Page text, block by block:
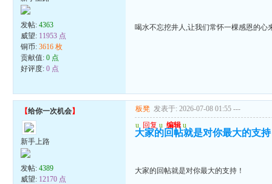
发帖:4363
威望: 11953 点
铜币:3616 枚
贡献值:0 点
好评度:0 点
喝水不忘挖井人,让我们常怀一棵感恩的心
【给你一次机会】
新手上路
发帖:4389
威望: 12170 点
板凳 发表于: 2026-07-08 01:55 ---
u 回复 u 编辑 u
大家的回帖就是对你最大的支持
大家的回帖就是对你最大的支持！